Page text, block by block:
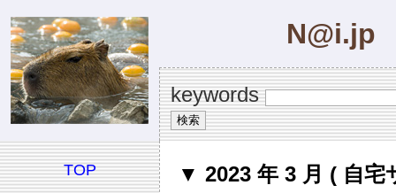
N@i.jp
keywords
TOP
▼ 2023 年 3 月 ( 自宅